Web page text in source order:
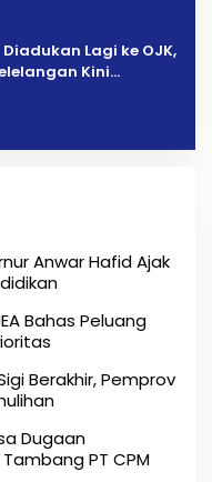
Lagi ke OJK,
Kini
Anwar Hafid Ajak
Bahas Peluang
Berakhir, Pemprov
Dugaan
PT CPM